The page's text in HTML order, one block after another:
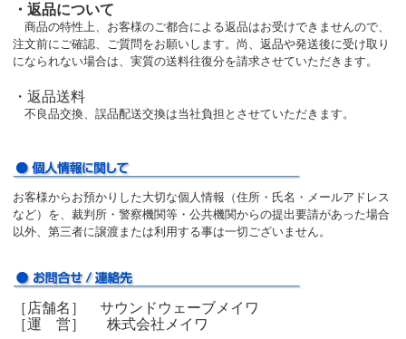
・返品について
商品の特性上、お客様のご都合による返品はお受けできませんので、
注文前にご確認、ご質問をお願いします。尚、返品や発送後に受け取り
になられない場合は、実質の送料往復分を請求させていただきます。
・返品送料
不良品交換、誤品配送交換は当社負担とさせていただきます。
お客様からお預かりした大切な個人情報（住所・氏名・メールアドレス
など）を、裁判所・警察機関等・公共機関からの提出要請があった場合
以外、第三者に譲渡または利用する事は一切ございません。
［店舗名］ サウンドウェーブメイワ
［運 営］ 株式会社メイワ